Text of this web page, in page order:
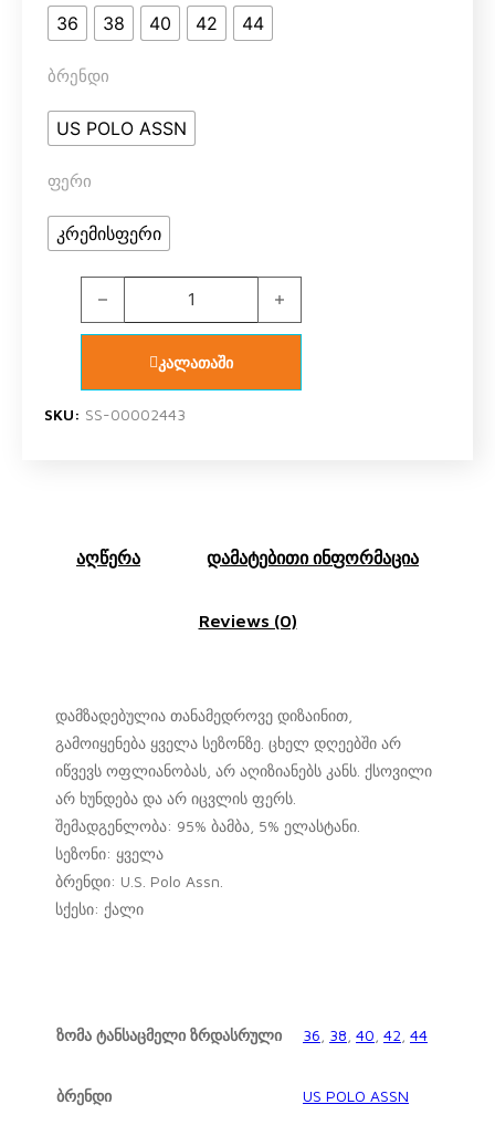
36 38 40 42 44
ბრენდი
US POLO ASSN
ფერი
კრემისფერი
U.S. Polo Assn. 66287 ქალის ბოდე (კრემისფერი
კალათაში
SKU: SS-00002443
აღწერა დამატებითი ინფორმაცია
Reviews (0)
დამზადებულია თანამედროვე დიზაინით,
გამოიყენება ყველა სეზონზე. ცხელ დღეებში არ
იწვევს ოფლიანობას, არ აღიზიანებს კანს. ქსოვილი
არ ხუნდება და არ იცვლის ფერს.
შემადგენლობა: 95% ბამბა, 5% ელასტანი.
სეზონი: ყველა
ბრენდი: U.S. Polo Assn.
სქესი: ქალი
ზომა ტანსაცმელი ზრდასრული 36 38 40 42 44
ბრენდი US POLO ASSN